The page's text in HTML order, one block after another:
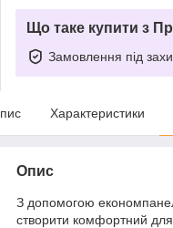
Що таке купити з
Замовлення під
Характеристики
Опис
З допомогою
створити комфортний